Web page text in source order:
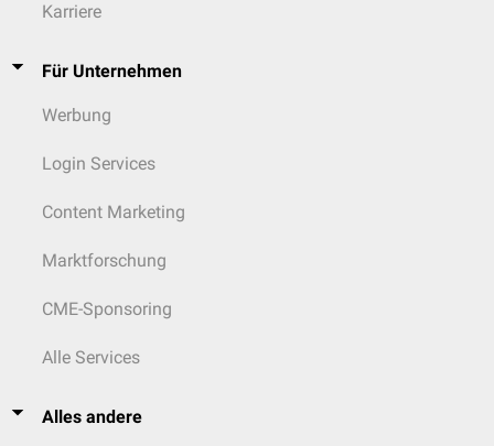
Karriere
Für Unternehmen
Werbung
Login Services
Content Marketing
Marktforschung
CME-Sponsoring
Alle Services
Alles andere